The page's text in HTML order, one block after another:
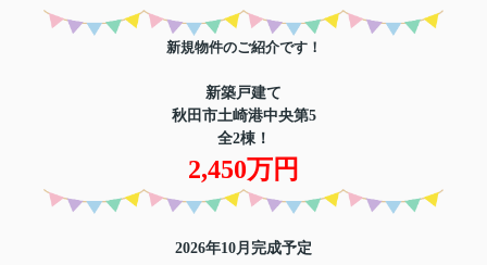
新規物件のご紹介です！
新築戸建て
秋田市土崎港中央第5
全2棟！
2,450万円
2026年10月完成予定